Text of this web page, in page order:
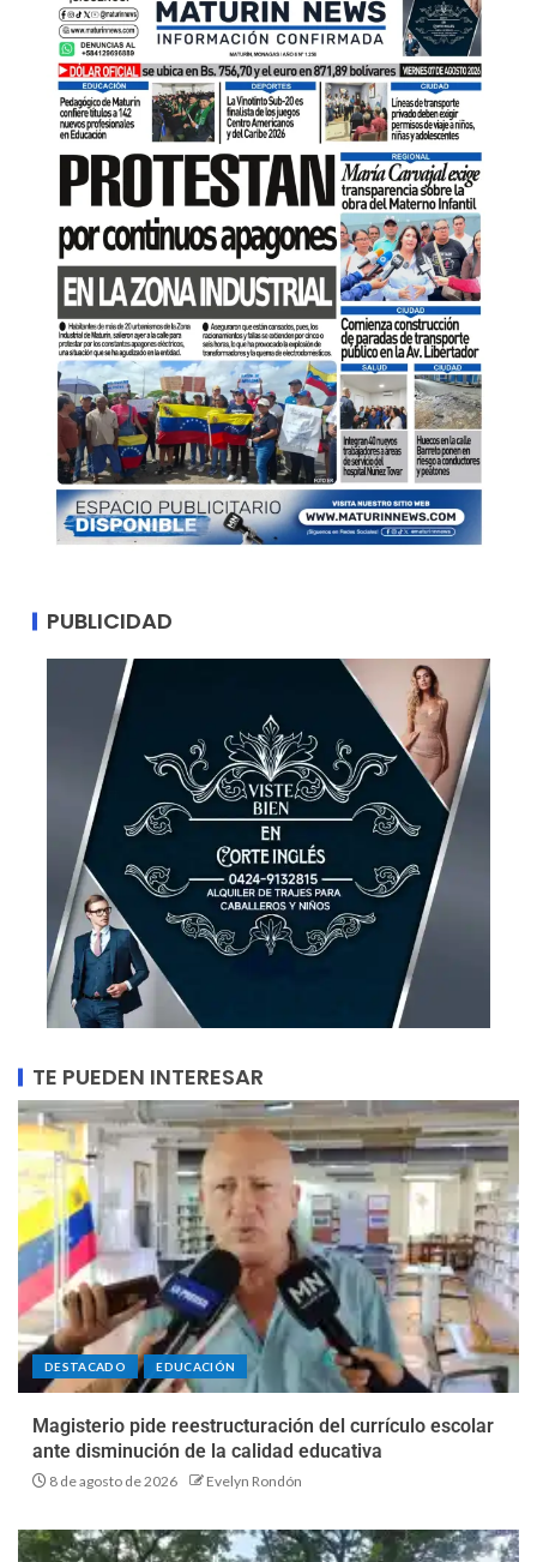
PUBLICIDAD
TE PUEDEN INTERESAR
DESTACADO EDUCACIÓN
Magisterio pide reestructuración del currículo escolar
ante disminución de la calidad educativa
8 de agosto de 2026 Evelyn Rondón